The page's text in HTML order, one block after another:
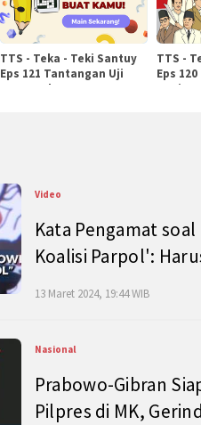
TTS - Teka - Teki Santuy
Eps 121 Tantangan Uji
Pengetahuan
TTS -
Eps
Video
Kata Pengamat
Koalisi Parpol':
13 Maret 2024, 19:44 WIB
Nasional
Prabowo-Gibran
Pilpres di MK,